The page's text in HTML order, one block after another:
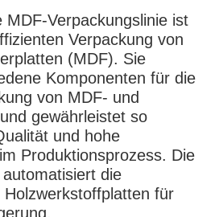
MDF-Verpackungslinie ist
Verpackung von
(MDF). Sie
Komponenten für die
von MDF- und
gewährleistet so
und hohe
Produktionsprozess. Die
die
für